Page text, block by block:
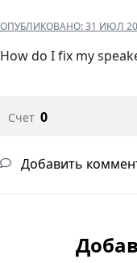
ОПУБЛИКОВАНО:31 ИЮЛ
How do I fix my
Счет 0
Добавить